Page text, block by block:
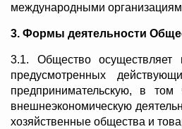
международными
3. Формы деятельности
3.1. Общество осуществляет
предусмотренных
предпринимательскую, в том
внешнеэкономическую
хозяйственные общества и